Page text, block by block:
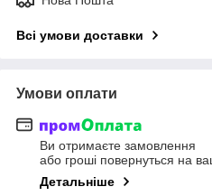
Всі умови доставки
Умови оплати
Ви отримаєте замовлення
або гроші повернуться на
Детальніше